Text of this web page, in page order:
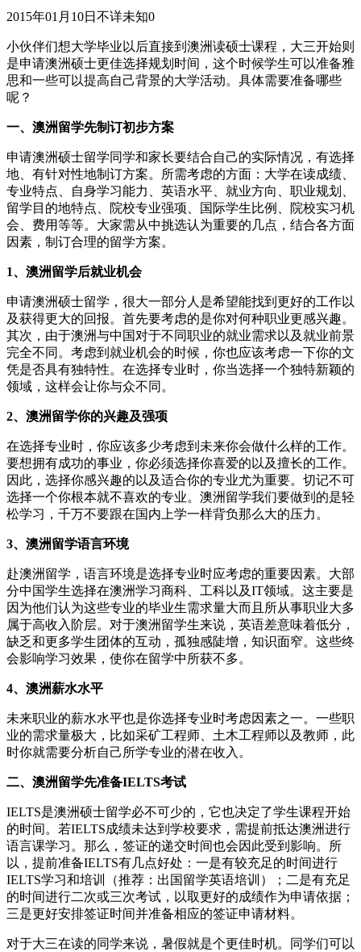
2015年01月10日 不详未知0
小伙伴们想大学毕业以后直接到澳洲读硕士课程，大三开始则
是申请澳洲硕士更佳选择规划时间，这个时候学生可以准备雅
思和一些可以提高自己背景的大学活动。具体需要准备哪些
呢？
一、澳洲留学先制订初步方案
申请澳洲硕士留学同学和家长要结合自己的实际情况，有选择
地、有针对性地制订方案。所需考虑的方面：大学在读成绩、
专业特点、自身学习能力、英语水平、就业方向、职业规划、
留学目的地特点、院校专业强项、国际学生比例、院校实习机
会、费用等等。大家需从中挑选认为重要的几点，结合各方面
因素，制订合理的留学方案。
1、澳洲留学后就业机会
申请澳洲硕士留学，很大一部分人是希望能找到更好的工作以
及获得更大的回报。首先要考虑的是你对何种职业更感兴趣。
其次，由于澳洲与中国对于不同职业的就业需求以及就业前景
完全不同。考虑到就业机会的时候，你也应该考虑一下你的文
凭是否具有独特性。在选择专业时，你当选择一个独特新颖的
领域，这样会让你与众不同。
2、澳洲留学你的兴趣及强项
在选择专业时，你应该多少考虑到未来你会做什么样的工作。
要想拥有成功的事业，你必须选择你喜爱的以及擅长的工作。
因此，选择你感兴趣的以及适合你的专业尤为重要。切记不可
选择一个你根本就不喜欢的专业。澳洲留学我们要做到的是轻
松学习，千万不要跟在国内上学一样背负那么大的压力。
3、澳洲留学语言环境
赴澳洲留学，语言环境是选择专业时应考虑的重要因素。大部
分中国学生选择在澳洲学习商科、工科以及IT领域。这主要是
因为他们认为这些专业的毕业生需求量大而且所从事职业大多
属于高收入阶层。对于澳洲留学生来说，英语差意味着低分，
缺乏和更多学生团体的互动，孤独感陡增，知识面窄。这些终
会影响学习效果，使你在留学中所获不多。
4、澳洲薪水水平
未来职业的薪水水平也是你选择专业时考虑因素之一。一些职
业的需求量极大，比如采矿工程师、土木工程师以及教师，此
时你就需要分析自己所学专业的潜在收入。
二、澳洲留学先准备IELTS考试
IELTS是澳洲硕士留学必不可少的，它也决定了学生课程开始
的时间。若IELTS成绩未达到学校要求，需提前抵达澳洲进行
语言课学习。那么，签证的递交时间也会因此受到影响。所
以，提前准备IELTS有几点好处：一是有较充足的时间进行
IELTS学习和培训（推荐：出国留学英语培训）；二是有充足
的时间进行二次或三次考试，以取更好的成绩作为申请依据；
三是更好安排签证时间并准备相应的签证申请材料。
对于大三在读的同学来说，暑假就是个更佳时机。同学们可以